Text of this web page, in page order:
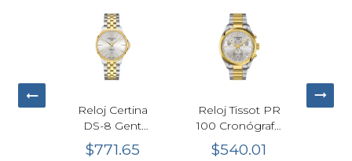
G-
Reloj Certina
DS-8 Gent
Cuarzo
Plateado
$771.65
Reloj Tissot PR
100 Cronógrafo
Cuarzo Plata
Bicolor
$540.01